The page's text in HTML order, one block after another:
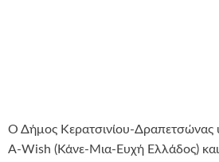
Ο Δήμος Κερατσινίου-Δραπετσώνας
A-Wish (Κάνε-Μια-Ευχή Ελλάδος)